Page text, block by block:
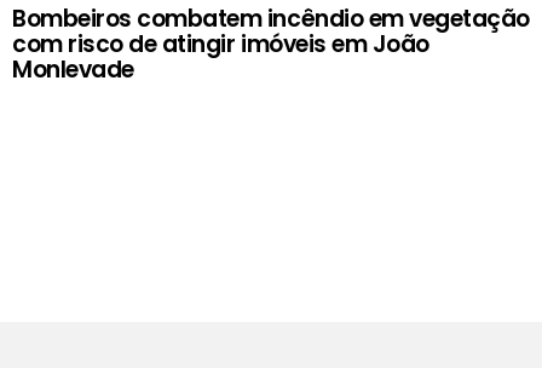
Bombeiros combatem incêndio em vegetação
com risco de atingir imóveis em João
Monlevade